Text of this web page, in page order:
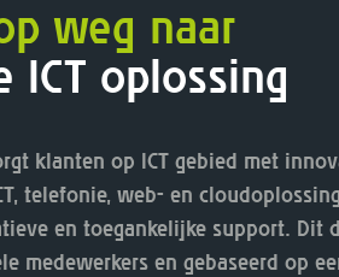
weg naar
ICT oplossing
klanten op ICT gebied met
telefonie, web- en
en toegankelijke support. Dit
medewerkers en gebaseerd op